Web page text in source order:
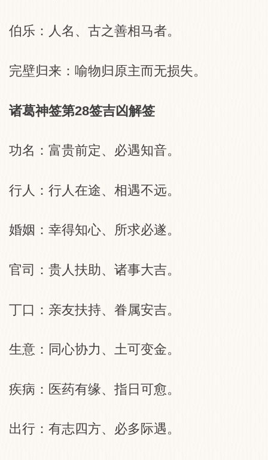
伯乐：人名、古之善相马者。
完壁归来：喻物归原主而无损失。
诸葛神签第28签吉凶解签
功名：富贵前定、必遇知音。
行人：行人在途、相遇不远。
婚姻：幸得知心、所求必遂。
官司：贵人扶助、诸事大吉。
丁口：亲友扶持、眷属安吉。
生意：同心协力、土可变金。
疾病：医药有缘、指日可愈。
出行：有志四方、必多际遇。